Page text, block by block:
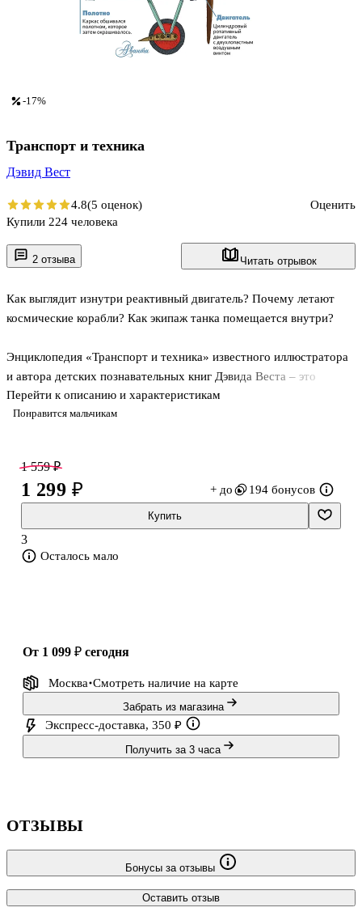
2 отзыва Читать отрывок
Понравится мальчикам
Как выглядит изнутри реактивный двигатель? Почему летают
космические корабли? Как экипаж танка помещается внутри?
Энциклопедия «Транспорт и техника» известного иллюстратора
и автора детских познавательных книг Дэвида Веста – это
уникальная возможность заглянуть внутрь каждого
транспортного средства и узнать всё о его устройстве. Дети
ребёнка ждут понятные схемы, интересные факты, полезная и
увлекательная информация.
Подробные иллюстрации позволят увидеть каждую машину
изнутри, расскажут, как и почему она работает. Ребёнок узнает
Перейти к описанию и характеристикам
-17%
Транспорт и техника
Дэвид Вест
4.8(5 оценок)
Оценить
Купили 224 человека
1 559 ₽
1 299 ₽ + до 194 бонусов
Купить
3
Осталось мало
от 1 099 ₽ сегодня
Москва Смотреть наличие на карте
Забрать из магазина
Экспресс-доставка, 350 ₽
Получить за 3 часа
ОТЗЫВЫ
Бонусы за отзывы
Оставить отзыв